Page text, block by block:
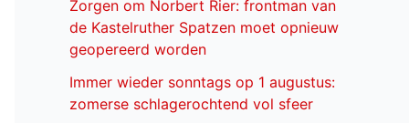
Zorgen om Norbert Rier: frontman van
de Kastelruther Spatzen moet opnieuw
geopereerd worden
Immer wieder sonntags op 1 augustus:
zomerse schlagerochtend vol sfeer